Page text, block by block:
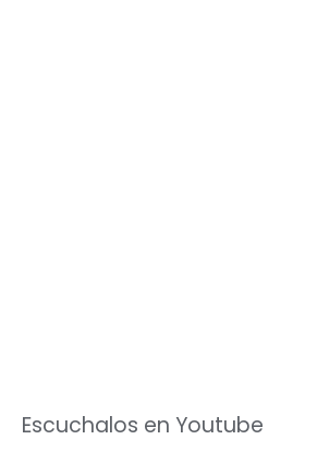
Escuchalos en Youtube